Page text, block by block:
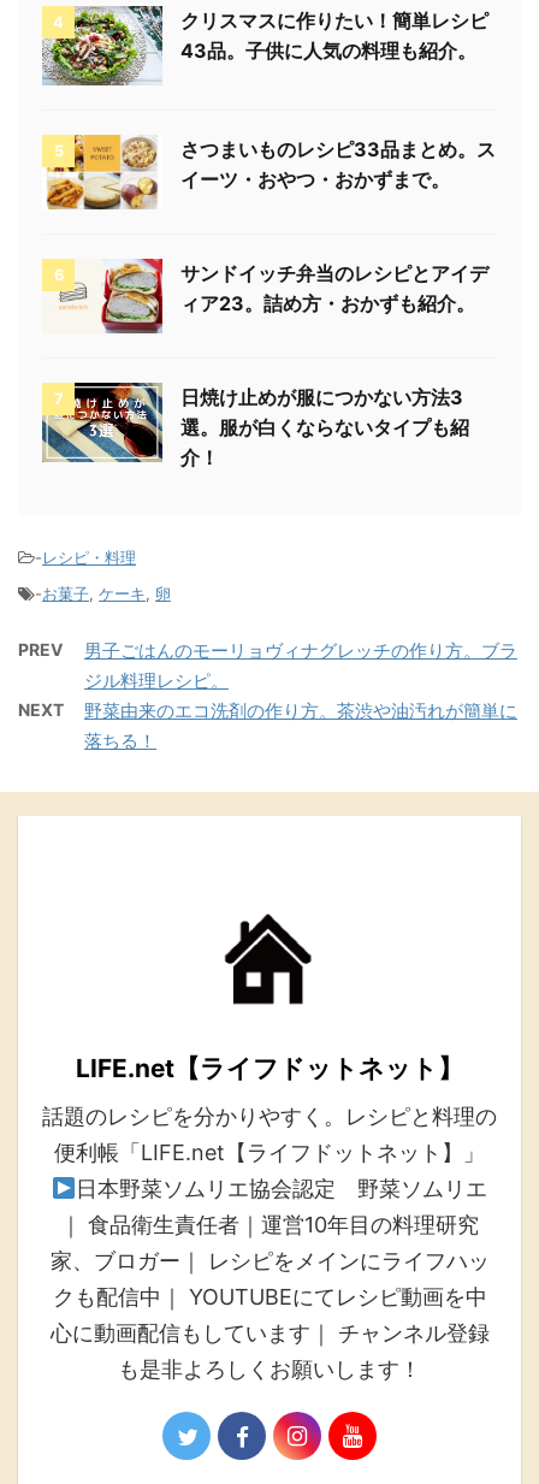
4
クリスマスに作りたい！簡単レシピ
43品。子供に人気の料理も紹介。
5
さつまいものレシピ33品まとめ。ス
イーツ・おやつ・おかずまで。
6
サンドイッチ弁当のレシピとアイデ
ィア23。詰め方・おかずも紹介。
7
日焼け止めが服につかない方法3
選。服が白くならないタイプも紹
介！
-レシピ・料理
-お菓子, ケーキ, 卵
PREV
男子ごはんのモーリョヴィナグレッチの作り方。ブラ
ジル料理レシピ。
NEXT
野菜由来のエコ洗剤の作り方。茶渋や油汚れが簡単に
落ちる！
LIFE.net【ライフドットネット】
話題のレシピを分かりやすく。レシピと料理の
便利帳「LIFE.net【ライフドットネット】」
日本野菜ソムリエ協会認定 野菜ソムリエ
｜ 食品衛生責任者｜運営10年目の料理研究
家、ブロガー｜ レシピをメインにライフハッ
クも配信中｜ YOUTUBEにてレシピ動画を中
心に動画配信もしています｜ チャンネル登録
も是非よろしくお願いします！